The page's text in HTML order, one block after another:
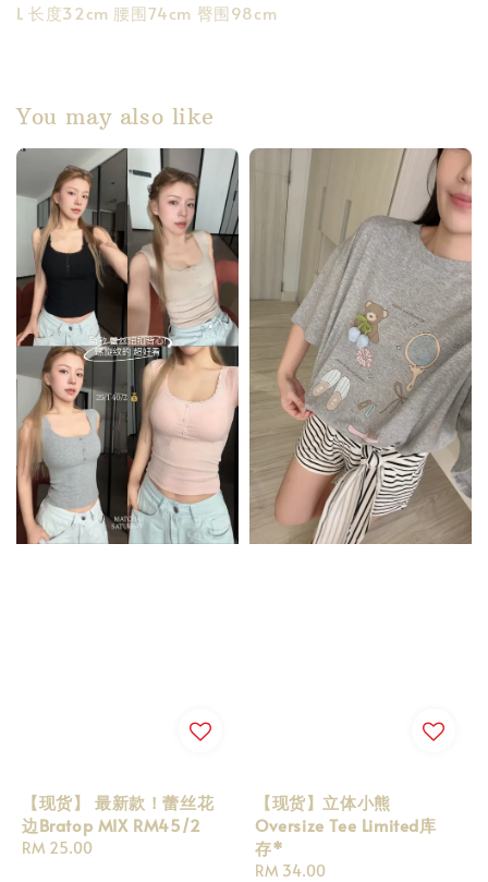
L 长度32cm 腰围74cm 臀围98cm
You may also like
【现货】 最新款！蕾丝花
边Bratop MIX RM45/2
Regular
RM 25.00
【现货】立体小熊
Oversize Tee Limited库
存*
Regular
RM 34.00